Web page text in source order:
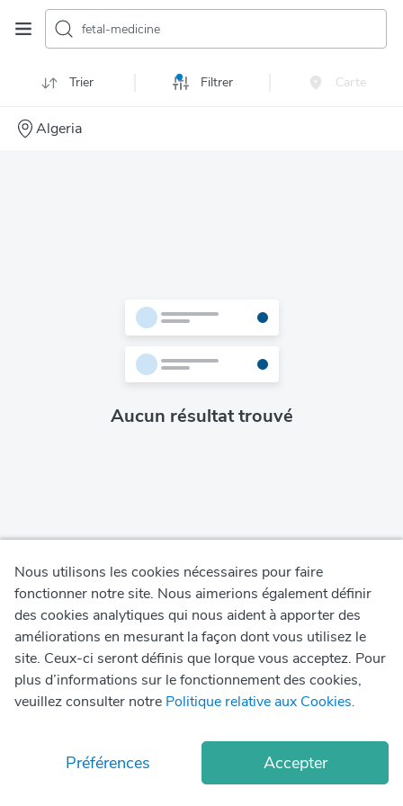
fetal-medicine
Trier Filtrer Carte
Algeria
Aucun résultat trouvé
© Copyright2026 Okadoc Technologies FZ-LLC
Politique de Confidentialité
Conditions d'utilisation
Politique relative aux cookies
Nous utilisons les cookies nécessaires pour faire
fonctionner notre site. Nous aimerions également définir
des cookies analytiques qui nous aident à apporter des
améliorations en mesurant la façon dont vous utilisez le
site. Ceux-ci seront définis que lorque vous acceptez. Pour
plus d’informations sur le fonctionnement des cookies,
veuillez consulter notre Politique relative aux Cookies.
Préférences Accepter